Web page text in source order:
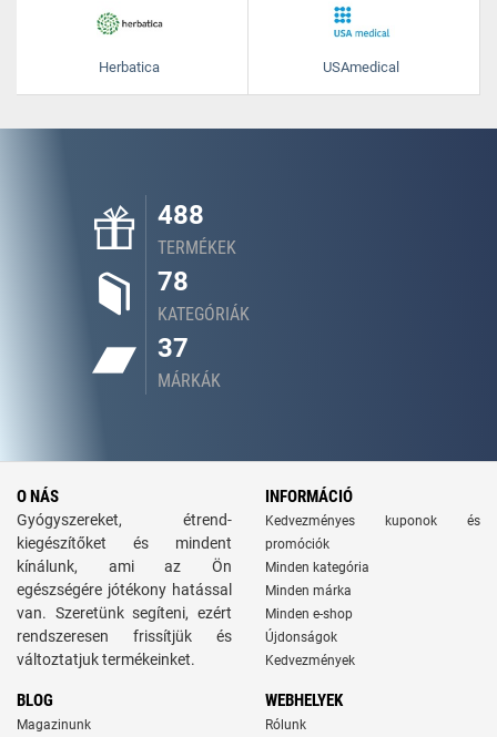
Herbatica USAmedical
488
TERMÉKEK
78
KATEGÓRIÁK
37
MÁRKÁK
O NÁS
Gyógyszereket, étrend-
kiegészítőket és mindent
kínálunk, ami az Ön
egészségére jótékony hatással
van. Szeretünk segíteni, ezért
rendszeresen frissítjük és
változtatjuk termékeinket.
INFORMÁCIÓ
Kedvezményes kuponok és
promóciók
Minden kategória
Minden márka
Minden e-shop
Újdonságok
Kedvezmények
BLOG
Magazinunk
WEBHELYEK
Rólunk